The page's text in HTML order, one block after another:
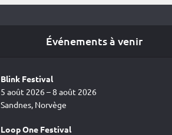
Événements à venir
Blink Festival
5 août 2026 – 8 août 2026
Sandnes, Norvège
Loop One Festival